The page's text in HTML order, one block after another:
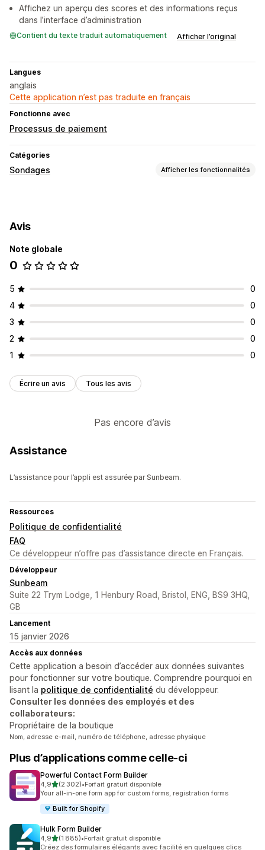
Affichez un aperçu des scores et des informations reçus
dans l’interface d’administration
Contient du texte traduit automatiquement Afficher l’original
Langues
anglais
Cette application n’est pas traduite en français
Fonctionne avec
Processus de paiement
Catégories
Sondages Afficher les fonctionnalités
Satisfaction client
Net Promoter Score (NPS)
Gestion des soumissions
Exportation des données Analyses de données
Avis
Note globale
0
5
0
4
0
3
0
2
0
1
0
Écrire un avis Tous les avis
Pas encore d’avis
Assistance
L’assistance pour l’appli est assurée par Sunbeam.
Ressources
Politique de confidentialité
FAQ
Ce développeur n’offre pas d’assistance directe en Français.
Développeur
Sunbeam
Suite 22 Trym Lodge, 1 Henbury Road, Bristol, ENG, BS9 3HQ,
GB
Lancement
15 janvier 2026
Accès aux données
Cette application a besoin d’accéder aux données suivantes
pour fonctionner sur votre boutique. Comprendre pourquoi en
lisant la politique de confidentialité du développeur.
Consulter les données des employés et des
collaborateurs:
Propriétaire de la boutique
Nom, adresse e-mail, numéro de téléphone, adresse physique
Plus d’applications comme celle-ci
Powerful Contact Form Builder
4,9étoile(s) sur 5
(2 302)
2302 avis au total
•Forfait gratuit disponible
Your all-in-one form app for custom forms, registration forms
Built for Shopify
Hulk Form Builder
4,9étoile(s) sur 5
(1 885)
1885 avis au total
•Forfait gratuit disponible
Créez des formulaires élégants avec facilité en quelques clics